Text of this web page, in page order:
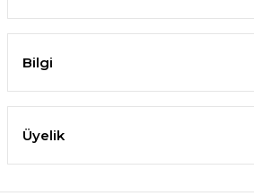
Bilgi
Üyelik